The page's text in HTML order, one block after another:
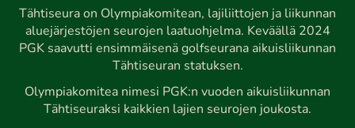
Tähtiseura on Olympiakomitean, lajiliittojen ja liikunnan
aluejärjestöjen seurojen laatuohjelma. Keväällä 2024
PGK saavutti ensimmäisenä golfseurana aikuisliikunnan
Tähtiseuran statuksen.
Olympiakomitea nimesi PGK:n vuoden aikuisliikunnan
Tähtiseuraksi kaikkien lajien seurojen joukosta.